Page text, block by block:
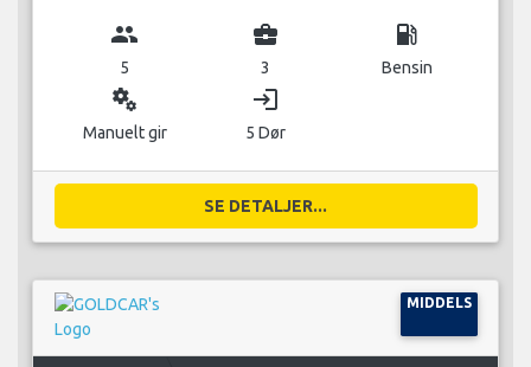
group
5
business_center
3
local_gas_station
Bensin
miscellaneous_services
Manuelt gir
login
5 Dør
SE DETALJER...
MIDDELS